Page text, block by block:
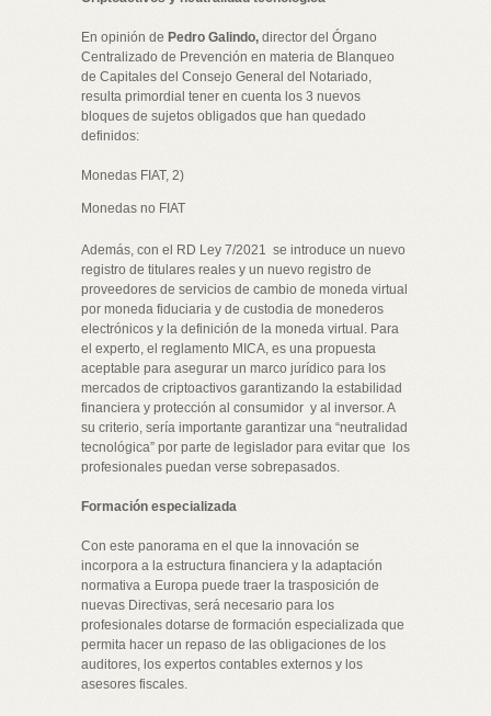
En opinión de Pedro Galindo, director del Órgano
Centralizado de Prevención en materia de Blanqueo
de Capitales del Consejo General del Notariado,
resulta primordial tener en cuenta los 3 nuevos
bloques de sujetos obligados que han quedado
definidos:
Monedas FIAT, 2)
Monedas no FIAT
Además, con el RD Ley 7/2021 se introduce un nuevo
registro de titulares reales y un nuevo registro de
proveedores de servicios de cambio de moneda virtual
por moneda fiduciaria y de custodia de monederos
electrónicos y la definición de la moneda virtual. Para
el experto, el reglamento MICA, es una propuesta
aceptable para asegurar un marco jurídico para los
mercados de criptoactivos garantizando la estabilidad
financiera y protección al consumidor y al inversor. A
su criterio, sería importante garantizar una “neutralidad
tecnológica” por parte de legislador para evitar que los
profesionales puedan verse sobrepasados.
Formación especializada
Con este panorama en el que la innovación se
incorpora a la estructura financiera y la adaptación
normativa a Europa puede traer la trasposición de
nuevas Directivas, será necesario para los
profesionales dotarse de formación especializada que
permita hacer un repaso de las obligaciones de los
auditores, los expertos contables externos y los
asesores fiscales.